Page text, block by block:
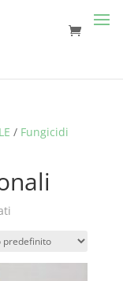
/ Fungicidi